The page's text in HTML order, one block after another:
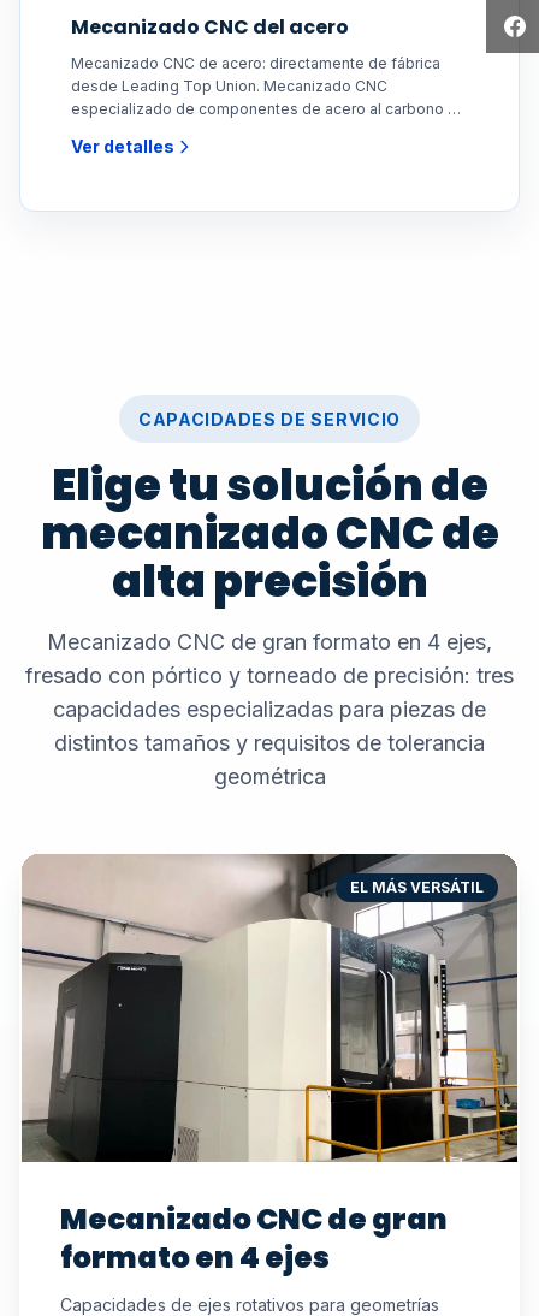
Mecanizado CNC del acero
Mecanizado CNC de acero: directamente de fábrica
desde Leading Top Union. Mecanizado CNC
especializado de componentes de acero al carbono y
Ver detalles
CAPACIDADES DE SERVICIO
Elige tu solución de
mecanizado CNC de
alta precisión
Mecanizado CNC de gran formato en 4 ejes,
fresado con pórtico y torneado de precisión: tres
capacidades especializadas para piezas de
distintos tamaños y requisitos de tolerancia
geométrica
EL MÁS VERSÁTIL
Mecanizado CNC de gran
formato en 4 ejes
Capacidades de ejes rotativos para geometrías